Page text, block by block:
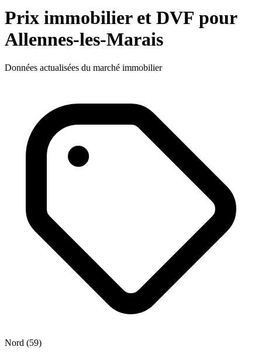
Prix immobilier et DVF pour
Allennes-les-Marais
Données actualisées du marché immobilier
Nord (59)